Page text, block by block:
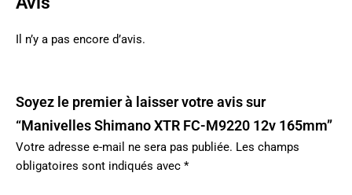
Il n’y a pas encore d’avis.
Soyez le premier à laisser votre avis sur
“Manivelles Shimano XTR FC-M9220 12v 165mm”
Votre adresse e-mail ne sera pas publiée. Les champs
obligatoires sont indiqués avec *